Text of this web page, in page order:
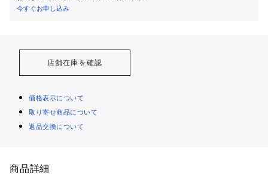
今すぐお申し込み
店舗在庫を確認
価格表示について
取り寄せ商品について
返品交換について
商品詳細